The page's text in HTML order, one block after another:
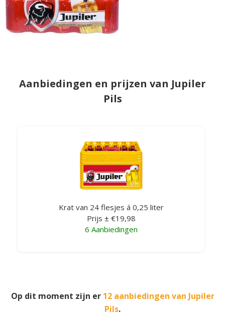
Aanbiedingen en prijzen van Jupiler
Pils
Krat van 24 flesjes á 0,25 liter
Prijs ± €19,98
6 Aanbiedingen
Op dit moment zijn er 12 aanbiedingen van Jupiler
Pils.